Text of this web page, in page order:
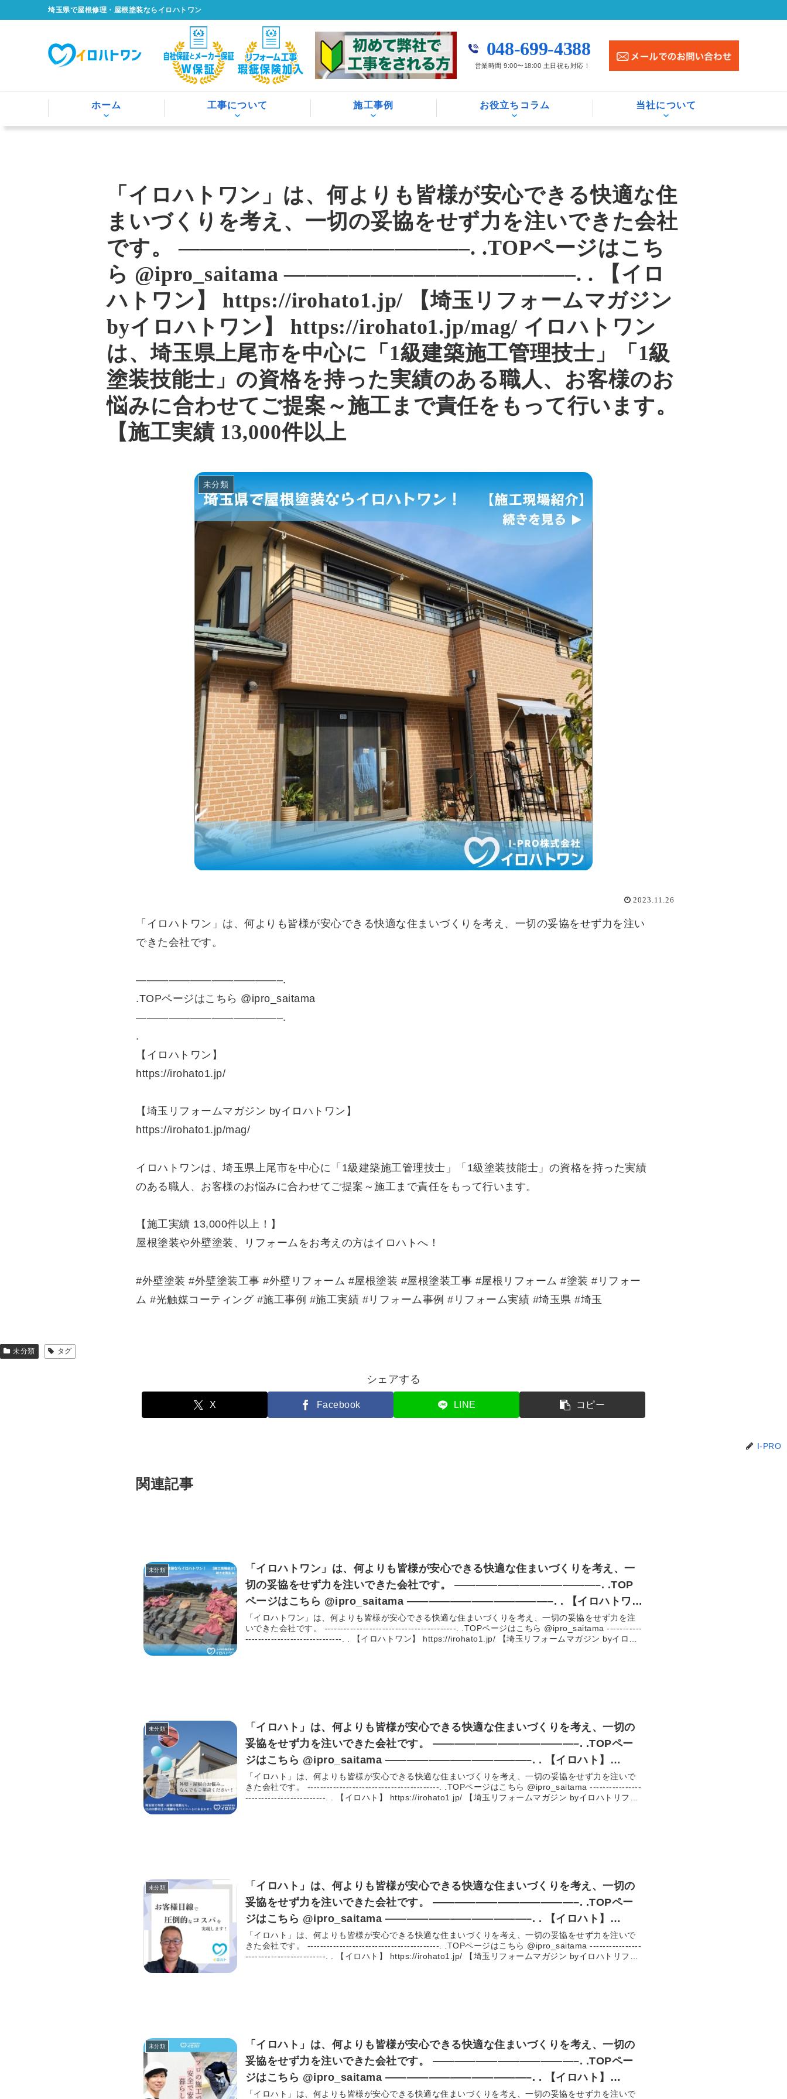
埼玉県で屋根修理・屋根塗装ならイロハトワン
048-699-4388
営業時間 9:00〜18:00 土日祝も対応！
ホーム 工事について 施工事例 お役立ちコラム 当社について
「イロハトワン」は、何よりも皆様が安心できる快適な住
まいづくりを考え、一切の妥協をせず力を注いできた会社
です。 —————————————–. .TOPページはこち
ら @ipro_saitama —————————————–. . 【イロ
ハトワン】 https://irohato1.jp/ 【埼玉リフォームマガジン
byイロハトワン】 https://irohato1.jp/mag/ イロハトワン
は、埼玉県上尾市を中心に「1級建築施工管理技士」「1級
塗装技能士」の資格を持った実績のある職人、お客様のお
悩みに合わせてご提案～施工まで責任をもって行います。
【施工実績 13,000件以上
未分類
2023.11.26
「イロハトワン」は、何よりも皆様が安心できる快適な住まいづくりを考え、一切の妥協をせず力を注い
できた会社です。
—————————————–.
.TOPページはこちら @ipro_saitama
—————————————–.
.
【イロハトワン】
https://irohato1.jp/
【埼玉リフォームマガジン byイロハトワン】
https://irohato1.jp/mag/
イロハトワンは、埼玉県上尾市を中心に「1級建築施工管理技士」「1級塗装技能士」の資格を持った実績
のある職人、お客様のお悩みに合わせてご提案～施工まで責任をもって行います。
【施工実績 13,000件以上！】
屋根塗装や外壁塗装、リフォームをお考えの方はイロハトへ！
#外壁塗装 #外壁塗装工事 #外壁リフォーム #屋根塗装 #屋根塗装工事 #屋根リフォーム #塗装 #リフォー
ム #光触媒コーティング #施工事例 #施工実績 #リフォーム事例 #リフォーム実績 #埼玉県 #埼玉
未分類 タグ
シェアする
X Facebook LINE コピー
I-PRO
関連記事
未分類
「イロハトワン」は、何よりも皆様が安心できる快適な住まいづくりを考え、一
切の妥協をせず力を注いできた会社です。 —————————————–. .TOP
ページはこちら @ipro_saitama —————————————–. . 【イロハトワ
ン】 https://irohato1.jp/ 【埼玉リフォームマガジン byイロハトワン】
https://irohato1.jp/mag/ イロハトワンは、埼玉県上尾市を中心に「1級建築施工
「イロハトワン」は、何よりも皆様が安心できる快適な住まいづくりを考え、一切の妥協をせず力を注
いできた会社です。 -----------------------------------------. .TOPページはこちら @ipro_saitama -----------
------------------------------. . 【イロハトワン】 https://irohato1.jp/ 【埼玉リフォームマガジン byイロハ
未分類
「イロハト」は、何よりも皆様が安心できる快適な住まいづくりを考え、一切の
妥協をせず力を注いできた会社です。 —————————————–. .TOPペー
ジはこちら @ipro_saitama —————————————–. . 【イロハト】
https://irohato1.jp/ 【埼玉リフォームマガジン byイロハトリフォーム】
https://irohato1.jp/mag/ イロハトは、埼玉県上尾市を中心に「1級建築施工管理
「イロハト」は、何よりも皆様が安心できる快適な住まいづくりを考え、一切の妥協をせず力を注いで
きた会社です。 -----------------------------------------. .TOPページはこちら @ipro_saitama ----------------
-------------------------. . 【イロハト】 https://irohato1.jp/ 【埼玉リフォームマガジン byイロハトリフォ
未分類
「イロハト」は、何よりも皆様が安心できる快適な住まいづくりを考え、一切の
妥協をせず力を注いできた会社です。 —————————————–. .TOPペー
ジはこちら @ipro_saitama —————————————–. . 【イロハト】
https://irohato1.jp/ 【埼玉リフォームマガジン byイロハトリフォーム】
https://irohato1.jp/mag/ イロハトは、埼玉県上尾市を中心に「1級建築施工管理
「イロハト」は、何よりも皆様が安心できる快適な住まいづくりを考え、一切の妥協をせず力を注いで
きた会社です。 -----------------------------------------. .TOPページはこちら @ipro_saitama ----------------
-------------------------. . 【イロハト】 https://irohato1.jp/ 【埼玉リフォームマガジン byイロハトリフォ
未分類
「イロハト」は、何よりも皆様が安心できる快適な住まいづくりを考え、一切の
妥協をせず力を注いできた会社です。 —————————————–. .TOPペー
ジはこちら @ipro_saitama —————————————–. . 【イロハト】
https://irohato1.jp/ 【埼玉リフォームマガジン byイロハトリフォーム】
「イロハト」は、何よりも皆様が安心できる快適な住まいづくりを考え、一切の妥協をせず力を注いで